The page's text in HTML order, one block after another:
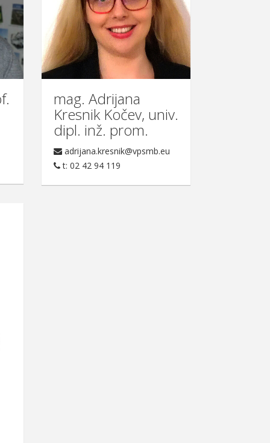
mag. Adrijana
Kresnik Kočev, univ.
dipl. inž. prom.
adrijana.kresnik@vpsmb.eu
t: 02 42 94 119